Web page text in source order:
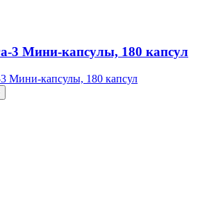
3 Мини-капсулы, 180 капсул